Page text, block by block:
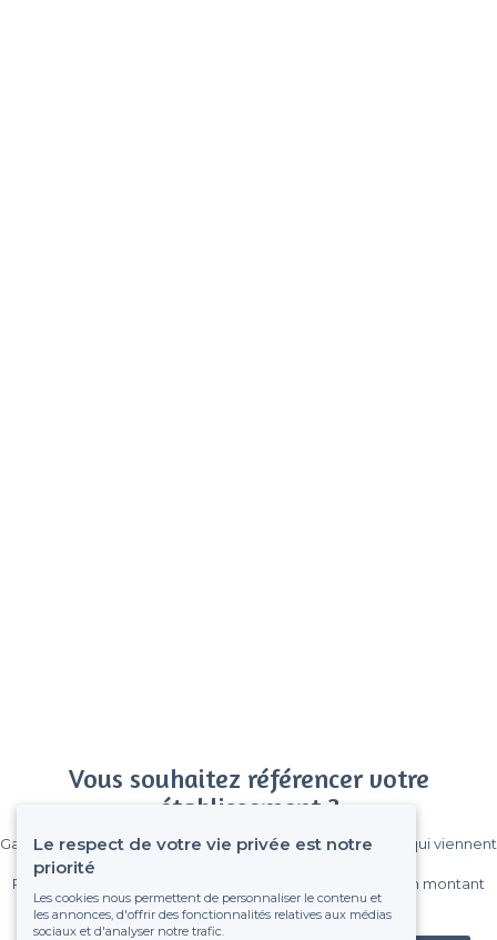
Vous souhaitez référencer votre
établissement ?
Gagnez de nombreux clients parmi le million de visiteurs qui viennent
Pas de commissions et sans engagement, vous payez un montant
fixe sans risque de voir déraper la facture.
Le respect de votre vie privée est notre
priorité
Les cookies nous permettent de personnaliser le contenu et
les annonces, d'offrir des fonctionnalités relatives aux médias
sociaux et d'analyser notre trafic.